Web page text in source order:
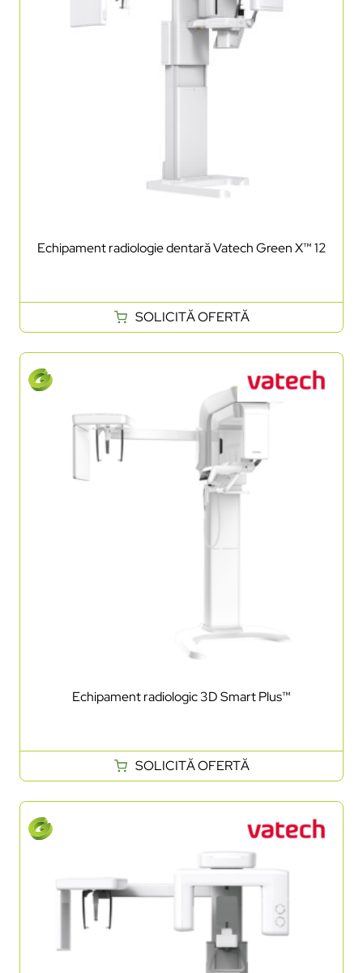
Echipament radiologie dentară Vatech Green X™ 12
SOLICITĂ OFERTĂ
Echipament radiologic 3D Smart Plus™
SOLICITĂ OFERTĂ